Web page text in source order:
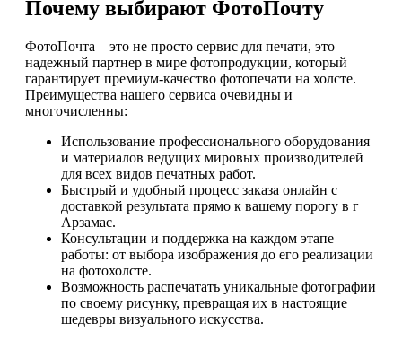
Почему выбирают ФотоПочту
ФотоПочта – это не просто сервис для печати, это
надежный партнер в мире фотопродукции, который
гарантирует премиум-качество фотопечати на холсте.
Преимущества нашего сервиса очевидны и
многочисленны:
Использование профессионального оборудования
и материалов ведущих мировых производителей
для всех видов печатных работ.
Быстрый и удобный процесс заказа онлайн с
доставкой результата прямо к вашему порогу в г
Арзамас.
Консультации и поддержка на каждом этапе
работы: от выбора изображения до его реализации
на фотохолсте.
Возможность распечатать уникальные фотографии
по своему рисунку, превращая их в настоящие
шедевры визуального искусства.